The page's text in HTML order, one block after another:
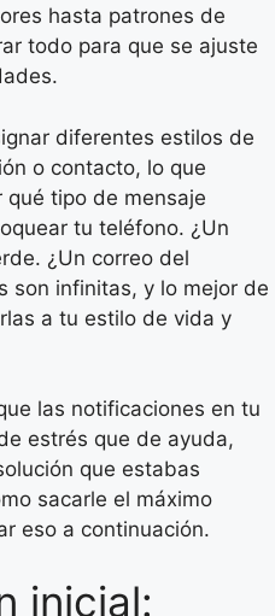
hasta patrones de
todo para que se ajuste
diferentes estilos de
o contacto, lo que
tipo de mensaje
tu teléfono. ¿Un
¿Un correo del
son infinitas, y lo mejor de
a tu estilo de vida y
las notificaciones en tu
estrés que de ayuda,
que estabas
sacarle el máximo
eso a continuación.
inicial: